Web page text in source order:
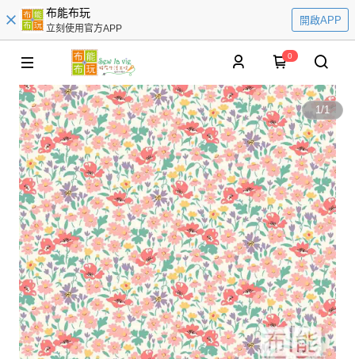
布能布玩
立刻使用官方APP
開啟APP
0
1/1